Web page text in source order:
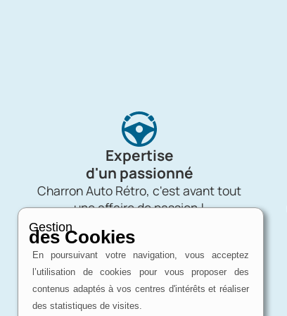
Expertise
d'un passionné
Charron Auto Rétro, c'est avant tout
une affaire de passion !
Gestion
des Cookies
En poursuivant votre navigation, vous acceptez
l’utilisation de cookies pour vous proposer des
contenus adaptés à vos centres d'intérêts et réaliser
des statistiques de visites.